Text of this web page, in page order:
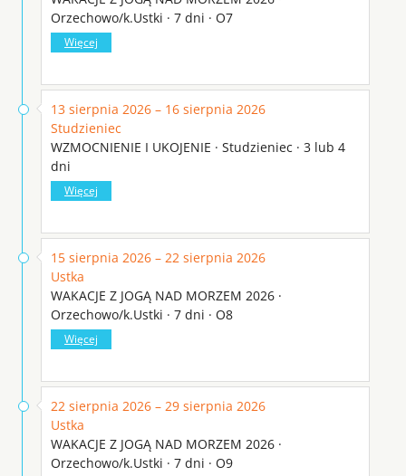
Orzechowo/k.Ustki · 7 dni · O7
Więcej
13 sierpnia 2026 – 16 sierpnia 2026
Studzieniec
WZMOCNIENIE I UKOJENIE · Studzieniec · 3 lub 4
dni
Więcej
15 sierpnia 2026 – 22 sierpnia 2026
Ustka
WAKACJE Z JOGĄ NAD MORZEM 2026 ·
Orzechowo/k.Ustki · 7 dni · O8
Więcej
22 sierpnia 2026 – 29 sierpnia 2026
Ustka
WAKACJE Z JOGĄ NAD MORZEM 2026 ·
Orzechowo/k.Ustki · 7 dni · O9